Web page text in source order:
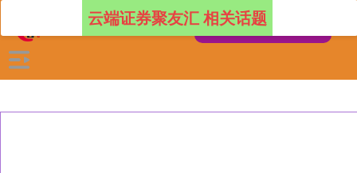
云端证券聚友汇 相关话题